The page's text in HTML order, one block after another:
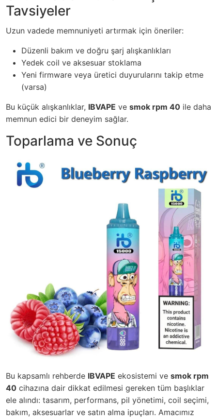
Tavsiyeler
Uzun vadede memnuniyeti artırmak için öneriler:
Düzenli bakım ve doğru şarj alışkanlıkları
Yedek coil ve aksesuar stoklama
Yeni firmware veya üretici duyurularını takip etme
(varsa)
Bu küçük alışkanlıklar, IBVAPE ve smok rpm 40 ile daha
memnun edici bir deneyim sağlar.
Toparlama ve Sonuç
Bu kapsamlı rehberde IBVAPE ekosistemi ve smok rpm
40 cihazına dair dikkat edilmesi gereken tüm başlıklar
ele alındı: tasarım, performans, pil yönetimi, coil seçimi,
bakım, aksesuarlar ve satın alma ipuçları. Amacımız